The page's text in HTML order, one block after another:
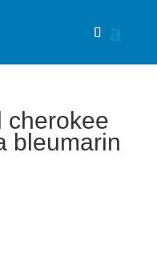
cherokee
bleumarin